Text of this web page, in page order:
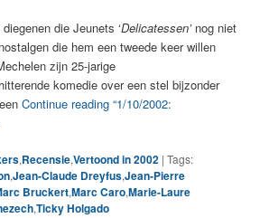
die Jeunets ‘Delicatessen’nog niet
die hem een tweede keer willen
zijn 25-jarige
komedie over een stel bijzonder
Continue reading “1/10/2002:
,Recensie,Vertoond in 2002 |Tags:
,Jean-Claude Dreyfus,Jean-Pierre
Bruckert,Marc Caro,Marie-Laure
,Ticky Holgado